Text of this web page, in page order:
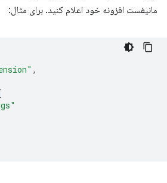
مانیفست افزونه خود اعلام کنید. برای مثال:
,